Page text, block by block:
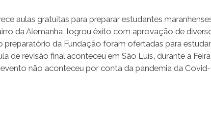
aulas gratuitas para preparar estudantes
da Alemanha, logrou êxito com aprovação de
preparatório da Fundação foram ofertadas para
de revisão final aconteceu em São Luís, durante a
não aconteceu por conta da pandemia da